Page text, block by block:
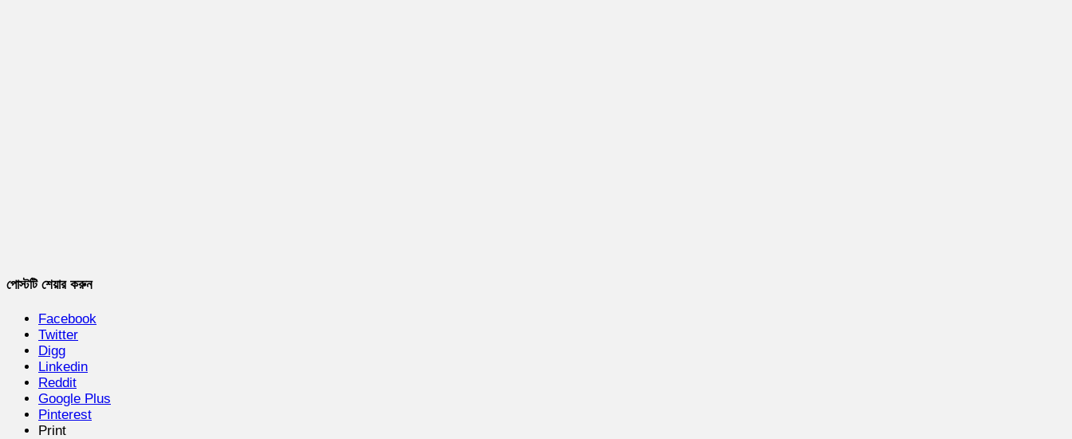
পোস্টটি শেয়ার করুন
Facebook
Twitter
Digg
Linkedin
Reddit
Google Plus
Pinterest
Print